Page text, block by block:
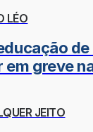
LÉO
greve
JEITO